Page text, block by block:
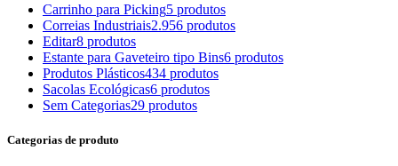
Carrinho para Picking5 produtos
Correias Industriais2.956 produtos
Editar8 produtos
Estante para Gaveteiro tipo Bins6 produtos
Produtos Plásticos434 produtos
Sacolas Ecológicas6 produtos
Sem Categorias29 produtos
Categorias de produto